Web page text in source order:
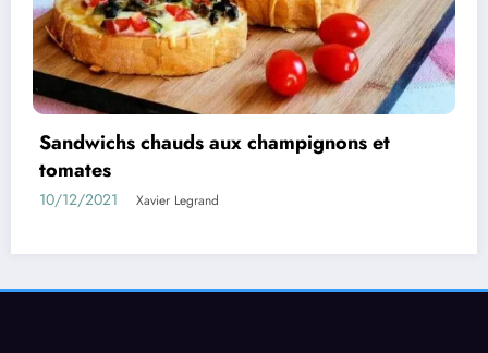
Aubergines farcies au poulet à la